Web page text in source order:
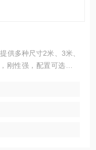
供多种尺寸2米、3米、
刚性强，配置可选，性
加工。无论是模具、电
曲面加工，并支持整机